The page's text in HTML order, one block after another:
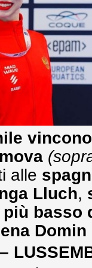
vincono
alle
Lluch,
basso
Domin